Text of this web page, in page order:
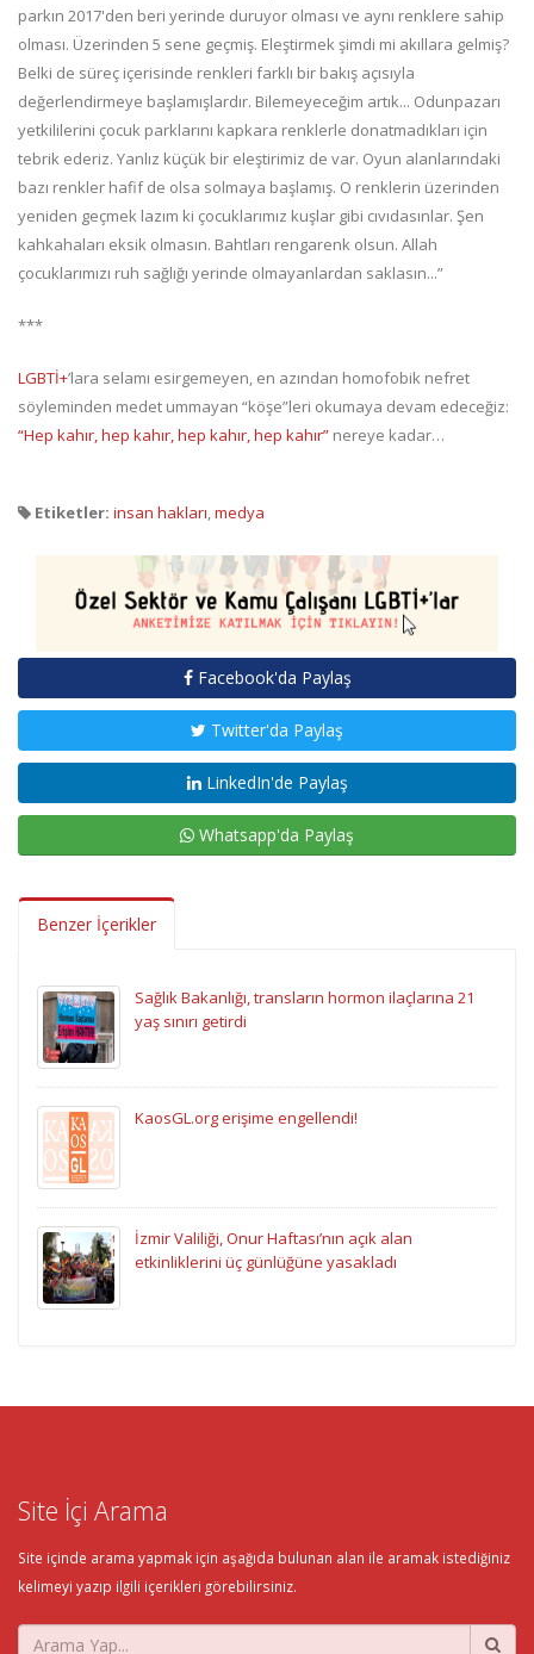
parkın 2017'den beri yerinde duruyor olması ve aynı renklere sahip
olması. Üzerinden 5 sene geçmiş. Eleştirmek şimdi mi akıllara gelmiş?
Belki de süreç içerisinde renkleri farklı bir bakış açısıyla
değerlendirmeye başlamışlardır. Bilemeyeceğim artık... Odunpazarı
yetkililerini çocuk parklarını kapkara renklerle donatmadıkları için
tebrik ederiz. Yanlız küçük bir eleştirimiz de var. Oyun alanlarındaki
bazı renkler hafif de olsa solmaya başlamış. O renklerin üzerinden
yeniden geçmek lazım ki çocuklarımız kuşlar gibi cıvıdasınlar. Şen
kahkahaları eksik olmasın. Bahtları rengarenk olsun. Allah
çocuklarımızı ruh sağlığı yerinde olmayanlardan saklasın...”
***
LGBTİ+’lara selamı esirgemeyen, en azından homofobik nefret
söyleminden medet ummayan “köşe”leri okumaya devam edeceğiz:
“Hep kahır, hep kahır, hep kahır, hep kahır” nereye kadar…
Etiketler: insan hakları,medya
Facebook'da Paylaş
Twitter'da Paylaş
LinkedIn'de Paylaş
Whatsapp'da Paylaş
Benzer İçerikler
Sağlık Bakanlığı, transların hormon ilaçlarına 21
yaş sınırı getirdi
KaosGL.org erişime engellendi!
İzmir Valiliği, Onur Haftası’nın açık alan
etkinliklerini üç günlüğüne yasakladı
Site İçi Arama
Site içinde arama yapmak için aşağıda bulunan alan ile aramak istediğiniz
kelimeyi yazıp ilgili içerikleri görebilirsiniz.